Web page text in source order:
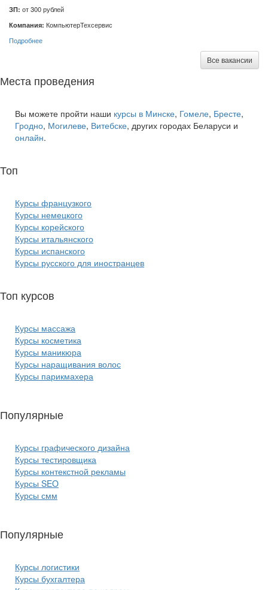
ЗП: от 300 рублей
Компания: КомпьютерТехсервис
Подробнее
Все вакансии
Места проведения
Вы можете пройти наши курсы в Минске, Гомеле, Бресте,
Гродно, Могилеве, Витебске, других городах Беларуси и
онлайн.
Топ
Курсы французкого
Курсы немецкого
Курсы корейского
Курсы итальянского
Курсы испанского
Курсы русского для иностранцев
Топ курсов
Курсы массажа
Курсы косметика
Курсы маникюра
Курсы наращивания волос
Курсы парикмахера
Популярные
Курсы графического дизайна
Курсы тестировщика
Курсы контекстной рекламы
Курсы SEO
Курсы смм
Популярные
Курсы логистики
Курсы бухгалтера